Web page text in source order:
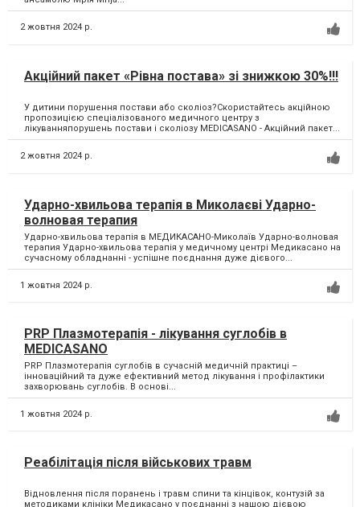
2 жовтня 2024 р.
Акційний пакет «Рівна постава» зі знижкою 30%!!!
У дитини порушення постави або сколіоз?Скористайтесь акційною
пропозицією спеціалізованого медичного центру з
лікуванняпорушень постави і сколіозу MEDICASANO - Акційний пакет...
2 жовтня 2024 р.
Ударно-хвильова терапія в Миколаєві Ударно-
волновая терапия
Ударно-хвильова терапія в МЕДИКАСАНО-Миколаїв Ударно-волновая
терапия Ударно-хвильова терапія у медичному центрі Медикасано на
сучасному обладнанні - успішне поєднання дуже дієвого...
1 жовтня 2024 р.
PRP Плазмотерапія - лікування суглобів в
MEDICASANO
PRP Плазмотерапія суглобів в сучасній медичній практиці –
інноваційний та дуже ефективний метод лікування і профілактики
захворювань суглобів. В основі...
1 жовтня 2024 р.
Реабілітація після військових травм
Відновлення після поранень і травм спини та кінцівок, контузій за
методиками клініки Медикасано у поєднанні з нашою дієвою